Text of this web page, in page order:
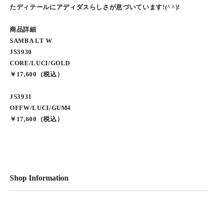
たディテールにアディダスらしさが息づいています!(^^)!
商品詳細
SAMBA LT W
JS3930
CORE/LUCI/GOLD
￥17,600（税込）
JS3931
OFFW/LUCI/GUM4
￥17,600（税込）
Shop Information